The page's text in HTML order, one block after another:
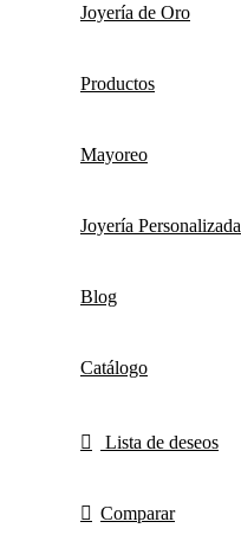
Joyería de Oro
Productos
Mayoreo
Joyería Personalizada
Blog
Catálogo
Lista de deseos
Comparar